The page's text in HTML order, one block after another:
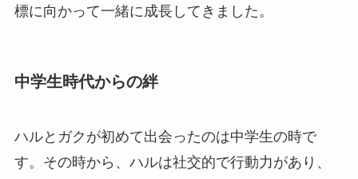
標に向かって一緒に成長してきました。
中学生時代からの絆
ハルとガクが初めて出会ったのは中学生の時で
す。その時から、ハルは社交的で行動力があり、